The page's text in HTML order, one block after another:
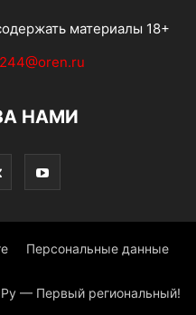
материалы 18+
НАМИ
Персональные данные
— Первый региональный!